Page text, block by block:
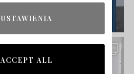
USTAWIENIA
ACCEPT ALL